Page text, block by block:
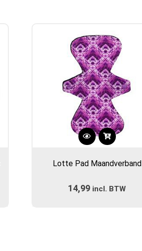
Dit
heeft
variaties.
Lotte Pad Maandverband
14,99 incl. BTW